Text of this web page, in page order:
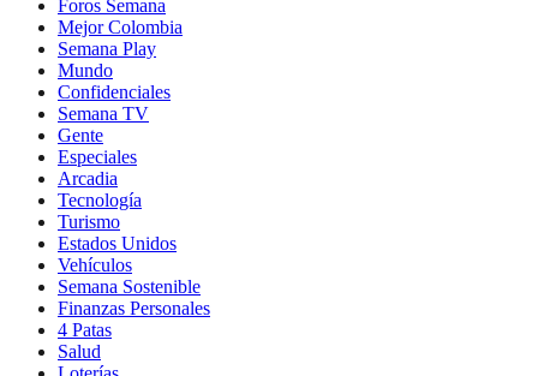
Foros Semana
Mejor Colombia
Semana Play
Mundo
Confidenciales
Semana TV
Gente
Especiales
Arcadia
Tecnología
Turismo
Estados Unidos
Vehículos
Semana Sostenible
Finanzas Personales
4 Patas
Salud